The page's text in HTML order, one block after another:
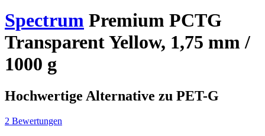
Spectrum Premium PCTG
Transparent Yellow, 1,75 mm /
1000 g
Hochwertige Alternative zu PET-G
2 Bewertungen